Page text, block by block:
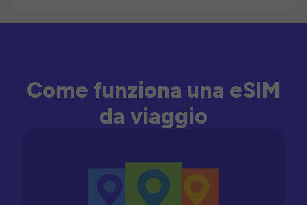
Come funziona una eSIM
da viaggio